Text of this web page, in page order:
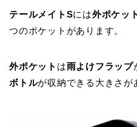
テールメイトSには外ポケッ
つのポケットがあります。
外ポケット は雨よけフラップ
ボトルが収納できる大きさが